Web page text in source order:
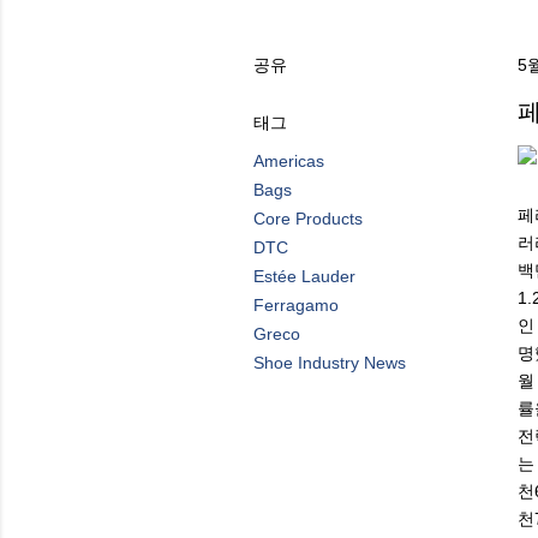
공유
태그
Americas
Bags
Core Products
DTC
Estée Lauder
Ferragamo
Greco
Shoe Industry News
5
페